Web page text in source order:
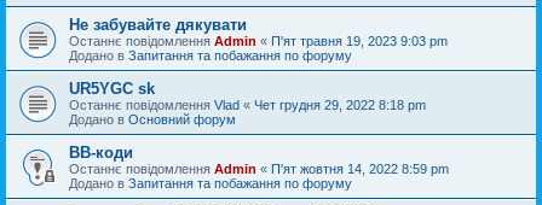
Не забувайте дякувати
Останнє повідомлення Admin « П'ят травня 19, 2023 9:03 pm
Додано в Запитання та побажання по форуму
UR5YGC sk
Останнє повідомлення Vlad « Чет грудня 29, 2022 8:18 pm
Додано в Основний форум
BB-коди
Останнє повідомлення Admin « П'ят жовтня 14, 2022 8:59 pm
Додано в Запитання та побажання по форуму